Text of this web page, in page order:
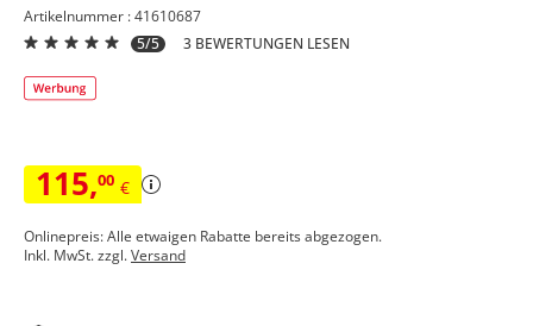
Artikelnummer : 41610687
5/5
3 BEWERTUNGEN LESEN
115,00 €
Onlinepreis: Alle etwaigen Rabatte bereits abgezogen.
Inkl. MwSt. zzgl.Versand